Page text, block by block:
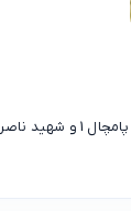
دیانتی